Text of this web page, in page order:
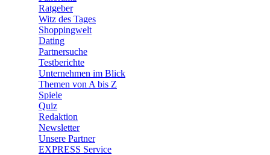
Ratgeber
Witz des Tages
Shoppingwelt
Dating
Partnersuche
Testberichte
Unternehmen im Blick
Themen von A bis Z
Spiele
Quiz
Redaktion
Newsletter
Unsere Partner
EXPRESS Service